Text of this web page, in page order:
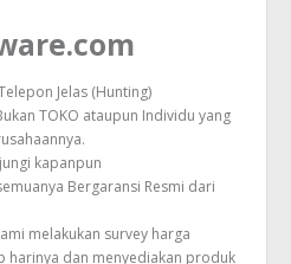
Jelas (Hunting)
TOKO ataupun Individu yang
kapanpun
Bergaransi Resmi dari
melakukan survey harga
harinya dan menyediakan produk